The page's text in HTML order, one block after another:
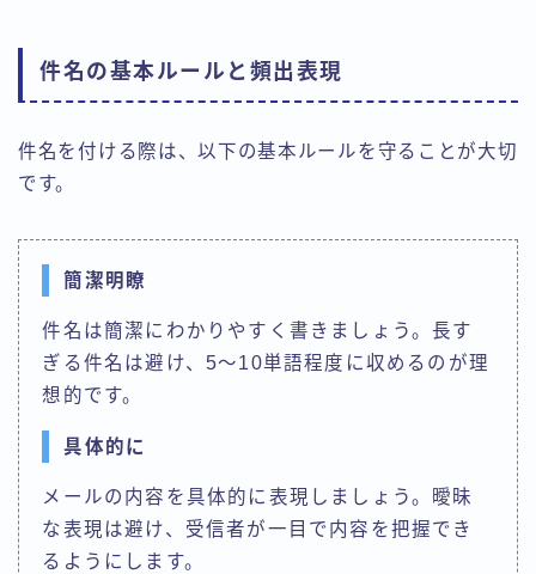
件名の基本ルールと頻出表現
件名を付ける際は、以下の基本ルールを守ることが大切
です。
簡潔明瞭
件名は簡潔にわかりやすく書きましょう。長す
ぎる件名は避け、5～10単語程度に収めるのが理
想的です。
具体的に
メールの内容を具体的に表現しましょう。曖昧
な表現は避け、受信者が一目で内容を把握でき
るようにします。